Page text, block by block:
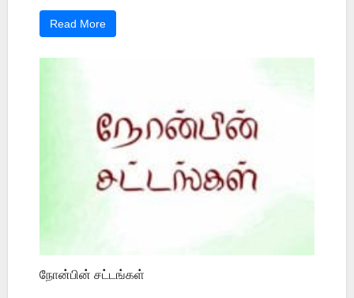
Read More
நோன்பின் சட்டங்கள்